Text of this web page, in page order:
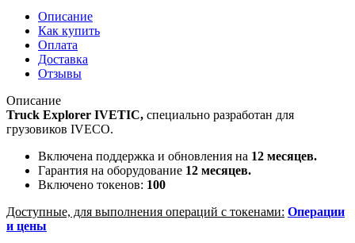
Описание
Как купить
Оплата
Доставка
Отзывы
Описание
Truck Explorer IVETIC, специально разработан для
грузовиков IVECO.
Включена поддержка и обновления на 12 месяцев.
Гарантия на оборудование 12 месяцев.
Включено токенов: 100
Доступные, для выполнения операций с токенами: Операции
и цены